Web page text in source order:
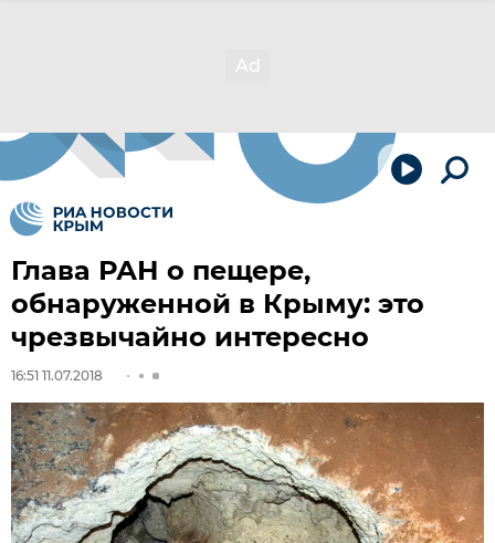
Глава РАН о пещере,
обнаруженной в Крыму: это
чрезвычайно интересно
16:51 11.07.2018